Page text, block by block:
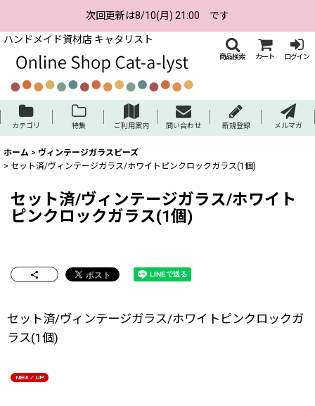
次回更新は8/10(月) 21:00 です
ハンドメイド資材店 キャタリスト
商品検索 カート ログイン
カテゴリ 特集 ご利用案内 問い合わせ 新規登録 メルマガ
ホーム > ヴィンテージガラスビーズ
> セット済/ヴィンテージガラス/ホワイトピンクロックガラス(1個)
セット済/ヴィンテージガラス/ホワイト
ピンクロックガラス(1個)
セット済/ヴィンテージガラス/ホワイトピンクロックガ
ラス(1個)